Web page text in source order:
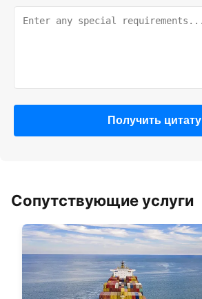
Получить цитату
Сопутствующие услуги